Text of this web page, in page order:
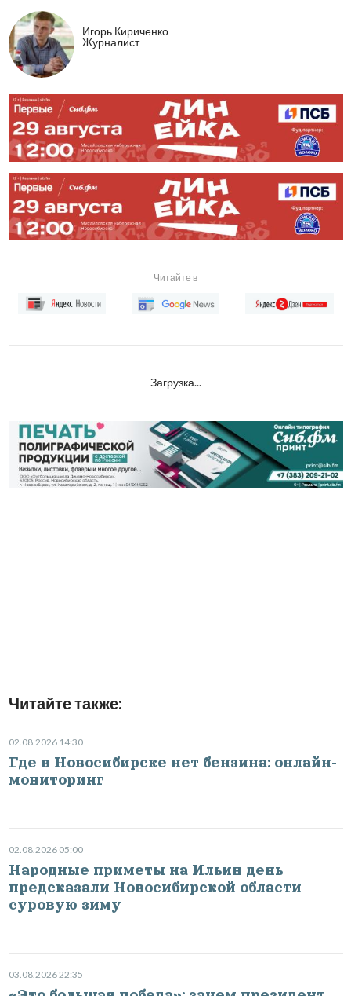
Игорь Кириченко
Журналист
Читайте в
Загрузка...
Читайте также:
02.08.2026 14:30
Где в Новосибирске нет бензина: онлайн-
мониторинг
02.08.2026 05:00
Народные приметы на Ильин день
предсказали Новосибирской области
суровую зиму
03.08.2026 22:35